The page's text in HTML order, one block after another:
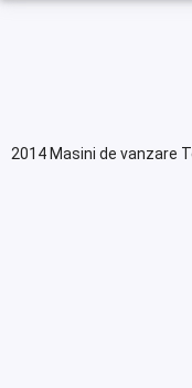
2014 Masini de vanzare